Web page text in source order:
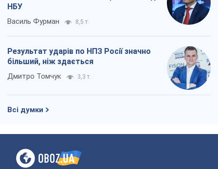
НБУ
Василь Фурман 8,5 т.
Результат ударів по НПЗ Росії значно
більший, ніж здається
Дмитро Томчук 3,3 т.
Всі думки